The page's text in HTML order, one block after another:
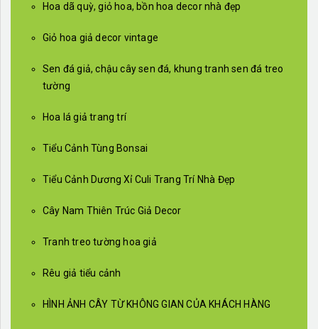
Hoa dã quỳ, giỏ hoa, bồn hoa decor nhà đẹp
Giỏ hoa giả decor vintage
Sen đá giả, chậu cây sen đá, khung tranh sen đá treo
tường
Hoa lá giả trang trí
Tiểu Cảnh Tùng Bonsai
Tiểu Cảnh Dương Xỉ Culi Trang Trí Nhà Đẹp
Cây Nam Thiên Trúc Giả Decor
Tranh treo tường hoa giả
Rêu giả tiểu cảnh
HÌNH ẢNH CÂY TỪ KHÔNG GIAN CỦA KHÁCH HÀNG